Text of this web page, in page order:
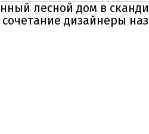
лесной дом в
дизайнеры